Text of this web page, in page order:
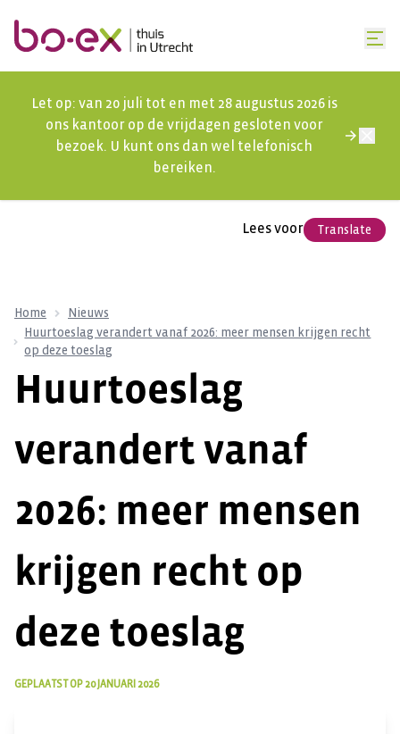
Let op: van 20 juli tot en met 28 augustus 2026 is
ons kantoor op de vrijdagen gesloten voor
bezoek. U kunt ons dan wel telefonisch
bereiken.
Lees voor Translate
Home
Nieuws
Huurtoeslag verandert vanaf 2026: meer mensen krijgen recht
op deze toeslag
Huurtoeslag
verandert vanaf
2026: meer mensen
krijgen recht op
deze toeslag
GEPLAATST OP20 JANUARI 2026